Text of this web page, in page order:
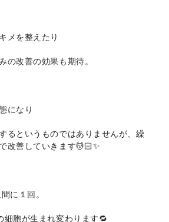
メを整えたり
の改善の効果も期待。
になり
るというものではありませんが、繰
改善していきます💆🏻✨
に１回。
細胞が生まれ変わります🔁